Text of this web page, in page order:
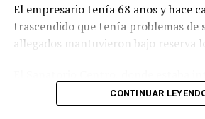
El empresario tenía 68 años y hace
trascendido que tenía problemas de
allegados mantuvieron bajo reserva
esta mañana un comunicado donde
través de su Director Médico, cumple
CONTINUAR